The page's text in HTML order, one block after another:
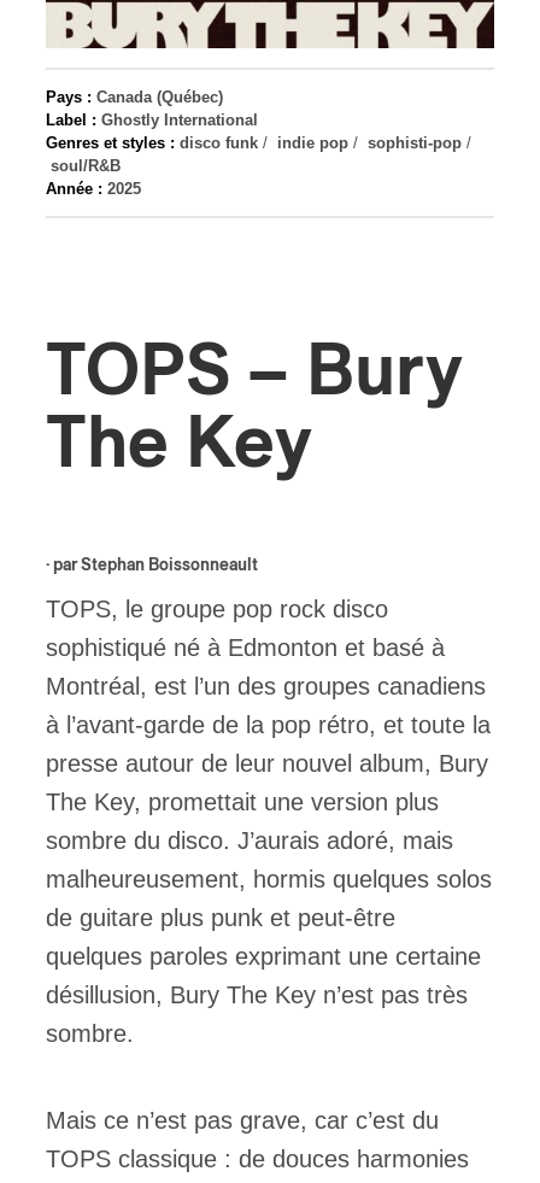
Pays : Canada (Québec)
Label : Ghostly International
Genres et styles : disco funk / indie pop / sophisti-pop /
soul/R&B
Année : 2025
TOPS – Bury
The Key
· parStephan Boissonneault
TOPS, le groupe pop rock disco
sophistiqué né à Edmonton et basé à
Montréal, est l’un des groupes canadiens
à l’avant-garde de la pop rétro, et toute la
presse autour de leur nouvel album, Bury
The Key, promettait une version plus
sombre du disco. J’aurais adoré, mais
malheureusement, hormis quelques solos
de guitare plus punk et peut-être
quelques paroles exprimant une certaine
désillusion, Bury The Key n’est pas très
sombre.
Mais ce n’est pas grave, car c’est du
TOPS classique : de douces harmonies